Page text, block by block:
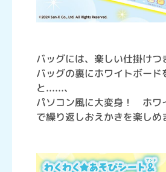
バッグには、楽しい仕掛けつ
バッグの裏にホワイトボード
と......、
パソコン風に大変身！ ホワ
で繰り返しおえかきを楽しめ